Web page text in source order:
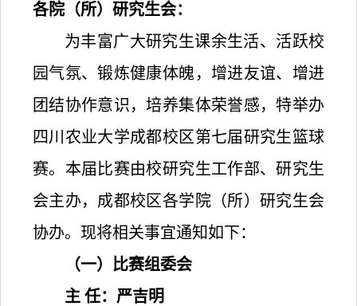
各院（所）研究生会：
为丰富广大研究生课余生活、活跃校
园气氛、锻炼健康体魄，增进友谊、增进
团结协作意识，培养集体荣誉感，特举办
四川农业大学成都校区第七届研究生篮球
赛。本届比赛由校研究生工作部、研究生
会主办，成都校区各学院（所）研究生会
协办。现将相关事宜通知如下：
（一）比赛组委会
主 任：严吉明